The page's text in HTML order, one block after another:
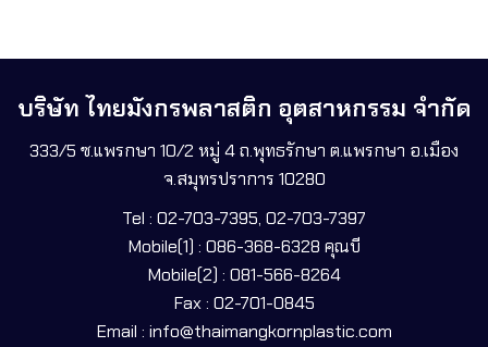
บริษัท ไทยมังกรพลาสติก อุตสาหกรรม จำกัด
333/5 ซ.แพรกษา 10/2 หมู่ 4 ถ.พุทธรักษา ต.แพรกษา อ.เมือง
จ.สมุทรปราการ 10280
Tel : 02-703-7395, 02-703-7397
Mobile(1) : 086-368-6328 คุณบี
Mobile(2) : 081-566-8264
Fax : 02-701-0845
Email : info@thaimangkornplastic.com